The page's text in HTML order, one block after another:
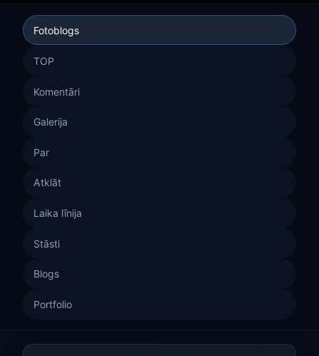
Fotoblogs
TOP
Komentāri
Galerija
Par
Atklāt
Laika līnija
Stāsti
Blogs
Portfolio